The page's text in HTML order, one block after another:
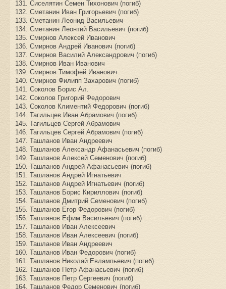
131. Сиселятин Семен Тихонович (погиб)
132. Сметанин Иван Григорьевич (погиб)
133. Сметанин Леонид Васильевич
134. Сметанин Леонтий Васильевич (погиб)
135. Смирнов Алексей Иванович
136. Смирнов Андрей Иванович (погиб)
137. Смирнов Василий Александрович (погиб)
138. Смирнов Иван Иванович
139. Смирнов Тимофей Иванович
140. Смирнов Филипп Захарович (погиб)
141. Соколов Борис Ал.
142. Соколов Григорий Федорович
143. Соколов Климентий Федорович (погиб)
144. Тагильцев Иван Абрамович (погиб)
145. Тагильцев Сергей Абрамович
146. Тагильцев Сергей Абрамович (погиб)
147. Ташланов Иван Андреевич
148. Ташланов Александр Афанасьевич (погиб)
149. Ташланов Алексей Семенович (погиб)
150. Ташланов Андрей Афанасьевич (погиб)
151. Ташланов Андрей Игнатьевич
152. Ташланов Андрей Игнатьевич (погиб)
153. Ташланов Борис Кириллович (погиб)
154. Ташланов Дмитрий Семенович (погиб)
155. Ташланов Егор Федорович (погиб)
156. Ташланов Ефим Васильевич (погиб)
157. Ташланов Иван Алексеевич
158. Ташланов Иван Алексеевич (погиб)
159. Ташланов Иван Андреевич
160. Ташланов Иван Федорович (погиб)
161. Ташланов Николай Евлампьевич (погиб)
162. Ташланов Петр Афанасьевич (погиб)
163. Ташланов Петр Сергеевич (погиб)
164. Ташланов Федор Семенович (погиб)